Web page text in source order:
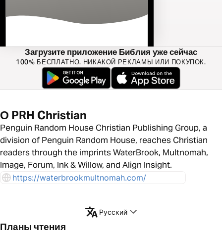
Загрузите приложение Библия уже сейчас
100% БЕСПЛАТНО. НИКАКОЙ РЕКЛАМЫ ИЛИ ПОКУПОК.
О PRH Christian
Penguin Random House Christian Publishing Group, a
division of Penguin Random House, reaches Christian
readers through the imprints WaterBrook, Multnomah,
Image, Forum, Ink & Willow, and Align Insight.
https://waterbrookmultnomah.com/
Русский
Планы чтения